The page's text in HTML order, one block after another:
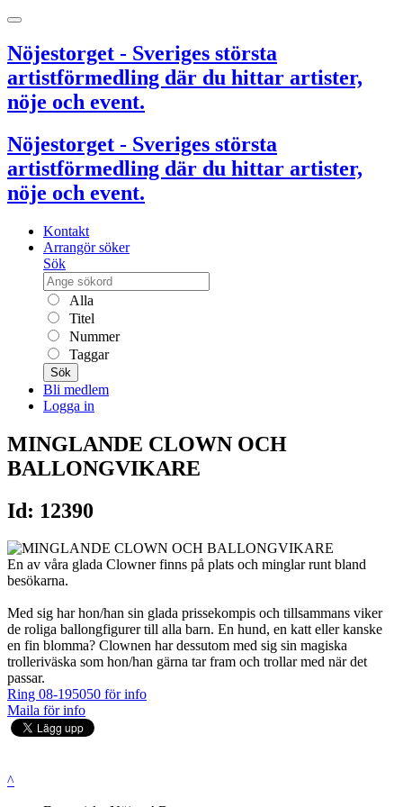
Nöjestorget - Sveriges största
artistförmedling där du hittar artister,
nöje och event.
Nöjestorget - Sveriges största
artistförmedling där du hittar artister,
nöje och event.
Kontakt
Arrangör söker
Sök
Alla
Titel
Nummer
Taggar
Sök
Bli medlem
Logga in
MINGLANDE CLOWN OCH
BALLONGVIKARE
Id: 12390
En av våra glada Clowner finns på plats och minglar runt bland
besökarna.
Med sig har hon/han sin glada prissekompis och tillsammans viker
de roliga ballongfigurer till alla barn. En hund, en katt eller kanske
en fin blomma? Clownen har dessutom med sig sin magiska
trolleriväska som hon/han gärna tar fram och trollar med när det
passar.
Ring 08-195050 för info
Maila för info
^